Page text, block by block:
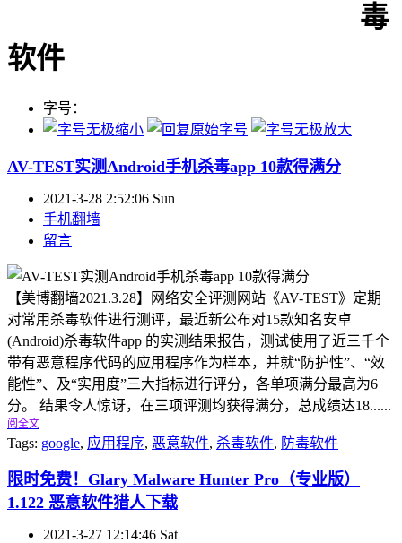
毒
软件
字号：
AV-TEST实测Android手机杀毒app 10款得满分
2021-3-28 2:52:06 Sun
手机翻墙
留言
【美博翻墙2021.3.28】网络安全评测网站《AV-TEST》定期
对常用杀毒软件进行测评，最近新公布对15款知名安卓
(Android)杀毒软件app 的实测结果报告，测试使用了近三千个
带有恶意程序代码的应用程序作为样本，并就“防护性”、“效
能性”、及“实用度”三大指标进行评分，各单项满分最高为6
分。 结果令人惊讶，在三项评测均获得满分，总成绩达18......
阅全文
Tags: google, 应用程序, 恶意软件, 杀毒软件, 防毒软件
限时免费！Glary Malware Hunter Pro（专业版）
1.122 恶意软件猎人下载
2021-3-27 12:14:46 Sat